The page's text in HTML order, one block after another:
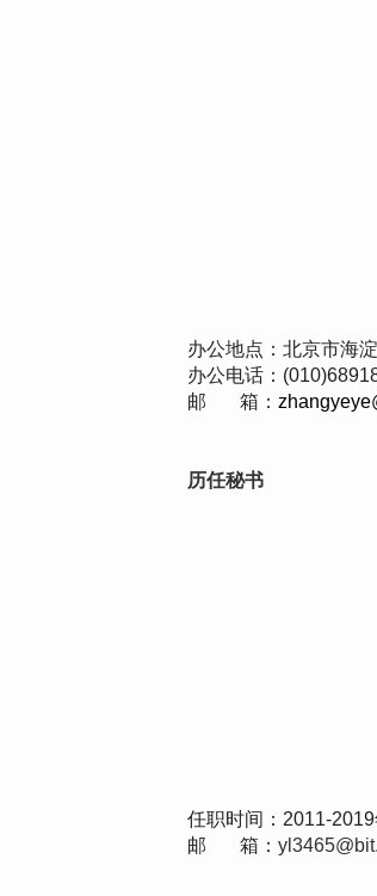
办公地点：北京市海
办公电话：
邮 箱：
历任秘书
任职时间：2011-
邮 箱：